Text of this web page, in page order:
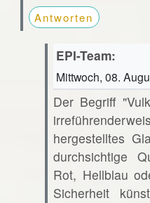
Antworten
EPI-Team:
Mittwoch, 08.
Der Begriff
hergestelltes
durchsichtige
Rot, Hellblau
Sicherheit